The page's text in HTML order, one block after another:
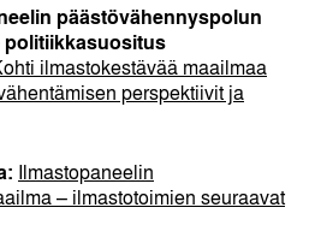
päästövähennyspolun
politiikkasuositus
ilmastokestävää maailmaa
perspektiivit ja
Ilmastopaneelin
– ilmastotoimien seuraavat